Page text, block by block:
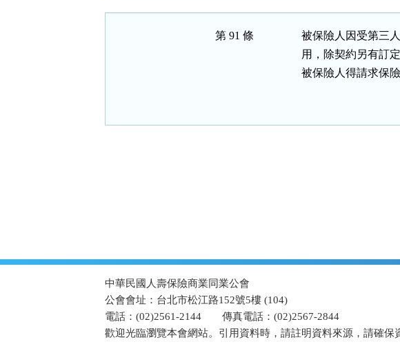
第 91 條
被保險人因受第三
用，除契約另有訂
被保險人得請求保
中華民國人壽保險商業同業公會
公會會址：台北市松江路152號5樓 (104)
電話：(02)2561-2144
傳真電話：(02)2567-2844
歡迎光臨瀏覽本會網站。引用資料時，請註明資料來源，請確保